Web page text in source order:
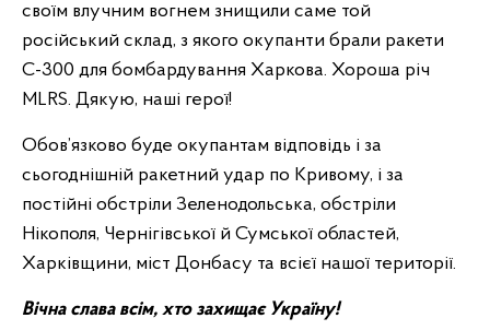
своїм влучним вогнем знищили саме той
російський склад, з якого окупанти брали ракети
С-300 для бомбардування Харкова. Хороша річ
MLRS. Дякую, наші герої!
Обов’язково буде окупантам відповідь і за
сьогоднішній ракетний удар по Кривому, і за
постійні обстріли Зеленодольська, обстріли
Нікополя, Чернігівської й Сумської областей,
Харківщини, міст Донбасу та всієї нашої території.
Вічна слава всім, хто захищає Україну!